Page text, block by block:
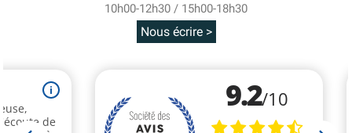
10h00-12h30 / 15h00-18h30
Nous écrire >